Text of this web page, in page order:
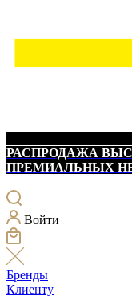
РАСПРОДАЖА
ПРЕМИАЛЬНЫХ
Войти
Бренды
Клиенту